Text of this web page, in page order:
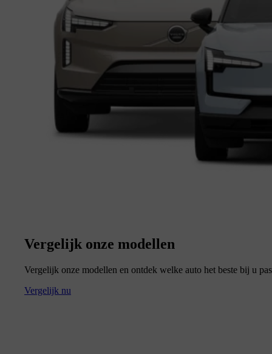
Vergelijk onze modellen
Vergelijk onze modellen en ontdek welke auto het beste bij u
Vergelijk nu